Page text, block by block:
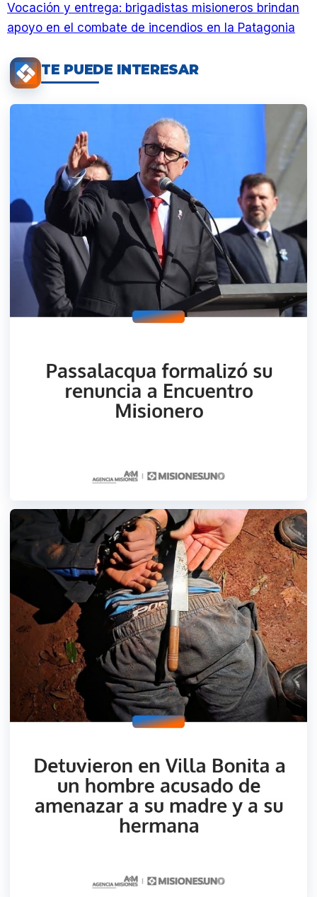
Vocación y entrega: brigadistas misioneros brindan
apoyo en el combate de incendios en la Patagonia
TE PUEDE INTERESAR